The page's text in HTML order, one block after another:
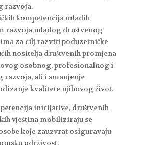
razvoja.
kompetencija mladih
razvoja mladog društvenog
za cilj razviti poduzetničke
nositelja društvenih promjena
osobnog, profesionalnog i
razvoja, ali i smanjenje
kvalitete njihovog život.
inicijative, društvenih
vještina mobiliziraju se
koje zauzvrat osiguravaju
održivost.